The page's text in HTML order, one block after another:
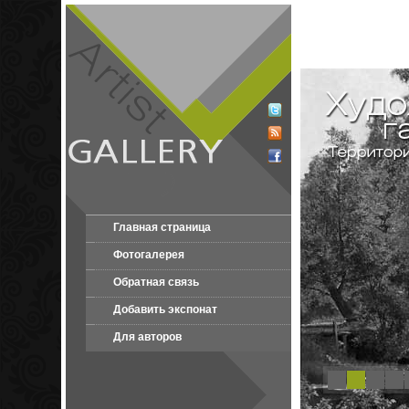
Главная страница
Фотогалерея
Обратная связь
Добавить экспонат
Для авторов